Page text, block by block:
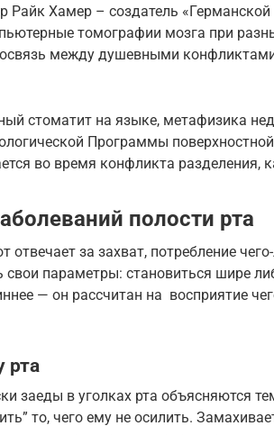
Райк Хамер – создатель
томографии мозга при
между душевными
стоматит на языке, метафизика
Программы
во время конфликта разделения,
полости рта
отвечает за захват, потребление
свои параметры: становиться шире
— он рассчитан на восприятие
рта
заеды в уголках рта объясняются
то, чего ему не осилить.